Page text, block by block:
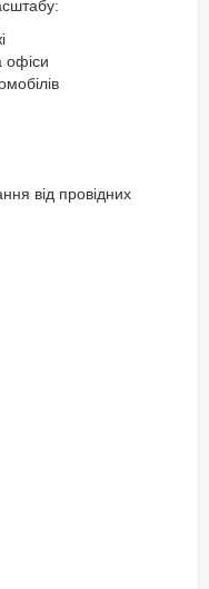
офіси
від провідних